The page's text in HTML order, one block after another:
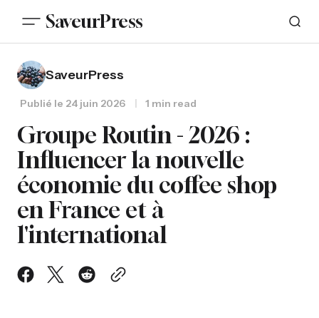
SaveurPress
SaveurPress
Publié le 24 juin 2026 1 min read
Groupe Routin - 2026 :
Influencer la nouvelle
économie du coffee shop
en France et à
l'international